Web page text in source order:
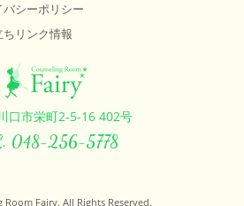
バシーポリシー
ちリンク情報
口市栄町2-5-16 402号
048-256-5778
Fairy. All Rights Reserved.